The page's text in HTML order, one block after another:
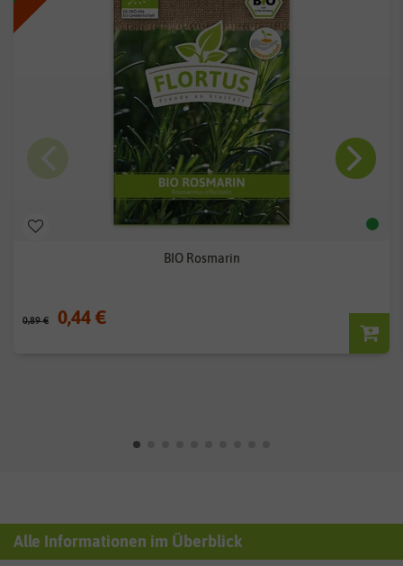
BIO Rosmarin
0,89 € 0,44 €
Alle Informationen im Überblick